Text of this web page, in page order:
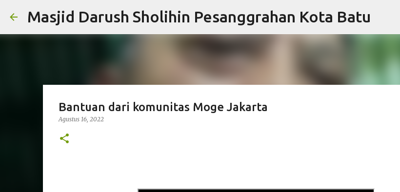
Langsung ke konten utama
Masjid Darush Sholihin Pesanggrahan Kota Batu
Bantuan dari komunitas Moge Jakarta
Agustus 16, 2022